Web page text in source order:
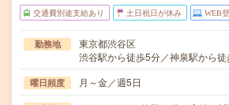
交通費別途支給あり 土日祝日が休み WEB
勤務地
東京都渋谷区
渋谷駅から徒歩5分／神泉駅から
曜日頻度 月～金／週5日